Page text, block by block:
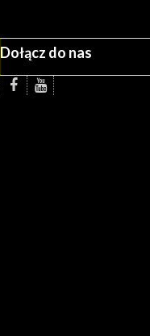
Dołącz do nas